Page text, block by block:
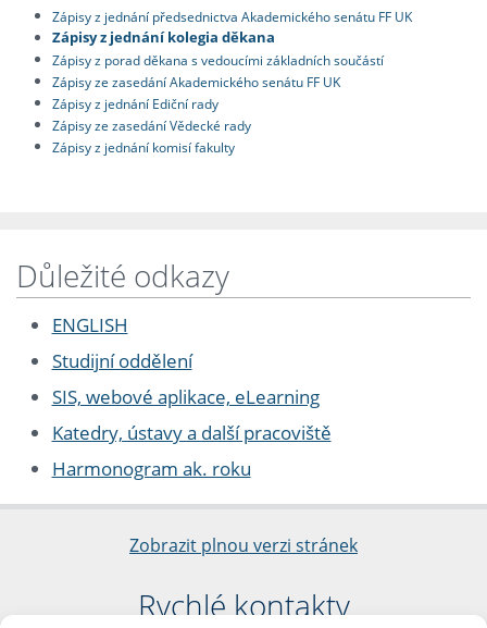
Zápisy z jednání předsednictva Akademického senátu FF UK
Zápisy z jednání kolegia děkana
Zápisy z porad děkana s vedoucími základních součástí
Zápisy ze zasedání Akademického senátu FF UK
Zápisy z jednání Ediční rady
Zápisy ze zasedání Vědecké rady
Zápisy z jednání komisí fakulty
Důležité odkazy
ENGLISH
Studijní oddělení
SIS, webové aplikace, eLearning
Katedry, ústavy a další pracoviště
Harmonogram ak. roku
Zobrazit plnou verzi stránek
Rychlé kontakty